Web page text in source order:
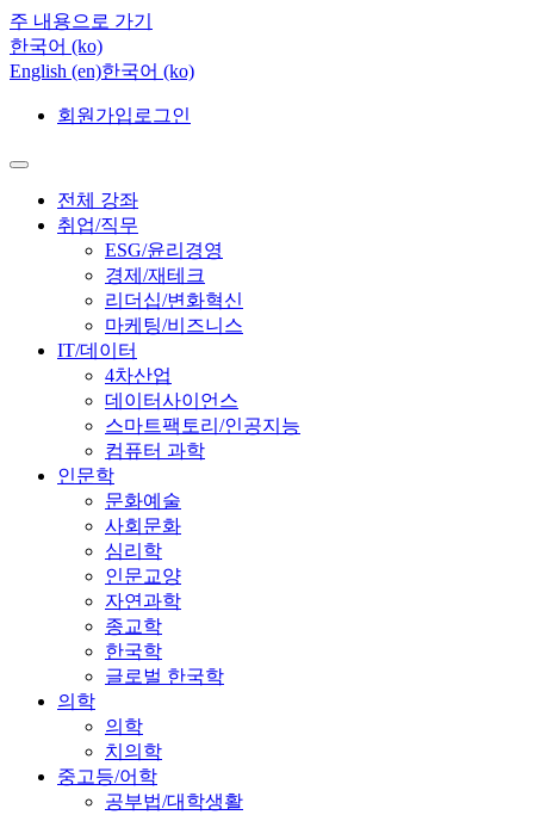
주 내용으로 가기
한국어 ‎(ko)‎
English ‎(en)‎한국어 ‎(ko)‎
회원가입 로그인
전체 강좌
취업/직무
ESG/윤리경영
경제/재테크
리더십/변화혁신
마케팅/비즈니스
IT/데이터
4차산업
데이터사이언스
스마트팩토리/인공지능
컴퓨터 과학
인문학
문화예술
사회문화
심리학
인문교양
자연과학
종교학
한국학
글로벌 한국학
의학
의학
치의학
중고등/어학
공부법/대학생활